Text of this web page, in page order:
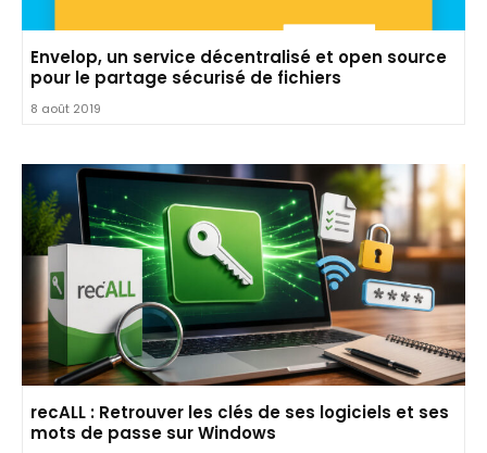
Envelop, un service décentralisé et open source
pour le partage sécurisé de fichiers
8 août 2019
recALL : Retrouver les clés de ses logiciels et ses
mots de passe sur Windows